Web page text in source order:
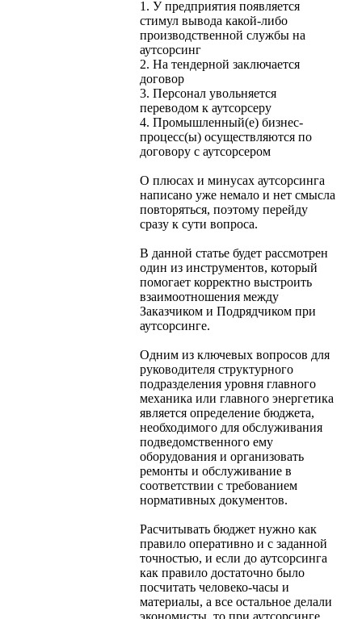
1. У предприятия появляется
стимул вывода какой-либо
производственной службы на
аутсорсинг
2. На тендерной заключается
договор
3. Персонал увольняется
переводом к аутсорсеру
4. Промышленный(е) бизнес-
процесс(ы) осуществляются по
договору с аутсорсером
О плюсах и минусах аутсорсинга
написано уже немало и нет смысла
повторяться, поэтому перейду
сразу к сути вопроса.
В данной статье будет рассмотрен
один из инструментов, который
помогает корректно выстроить
взаимоотношения между
Заказчиком и Подрядчиком при
аутсорсинге.
Одним из ключевых вопросов для
руководителя структурного
подразделения уровня главного
механика или главного энергетика
является определение бюджета,
необходимого для обслуживания
подведомственного ему
оборудования и организовать
ремонты и обслуживание в
соответствии с требованием
нормативных документов.
Расчитывать бюджет нужно как
правило оперативно и с заданной
точностью, и если до аутсорсинга
как правило достаточно было
посчитать человеко-часы и
материалы, а все остальное делали
экономисты, то при аутсорсинге